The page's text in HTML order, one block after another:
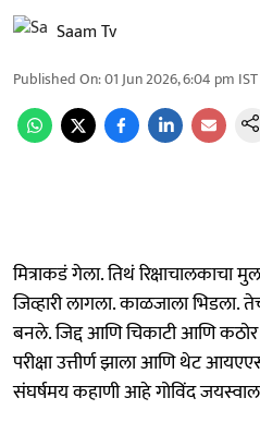
Saam Tv
Published On:01 Jun 2026, 6:04 pm IST
मित्राकडं गेला. तिथं
जिव्हारी लागला. काळजाला भिडला.
बनले. जिद्द आणि चिकाटी आणि कठोर
परीक्षा उत्तीर्ण झाला आणि थेट
संघर्षमय कहाणी आहे गोविंद